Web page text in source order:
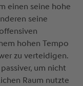
einen seine hohe
seine
hohen Tempo
zu verteidigen.
um nicht
Raum nutzte